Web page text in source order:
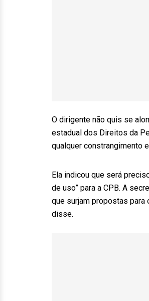
O dirigente não quis se
estadual dos Direitos da
qualquer constrangimento
Ela indicou que será
de uso” para a CPB. A
que surjam propostas para
disse.